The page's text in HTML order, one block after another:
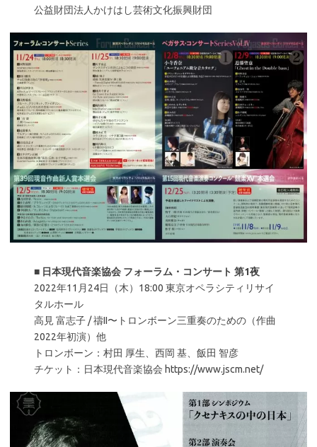
公益財団法人かけはし芸術文化振興財団
■ 日本現代音楽協会 フォーラム・コンサート 第1夜
2022年11月24日（木）18:00 東京オペラシティリサイ
タルホール
高見 富志子 / 禱II〜トロンボーン三重奏のための（作曲
2022年初演）他
トロンボーン：村田 厚生、西岡 基、飯田 智彦
チケット：日本現代音楽協会 https://www.jscm.net/